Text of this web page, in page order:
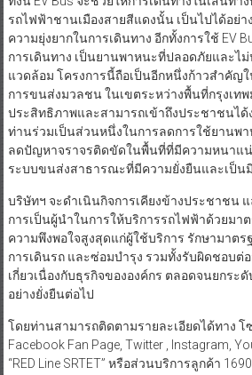
รถไฟฟ้าชานเมืองสายสีแดงนั้น เป็นไปได้อย่า
ความยุ่งยากในการเดินทาง อีกทั้งการใช้ EV
การเดินทาง เป็นยานพาหนะที่ปลอดภัยและไ
แวดล้อม โครงการนี้ถือเป็นอีกหนึ่งก้าวสำคัญ
การขนส่งมวลชน ในเขตระหว่างพื้นที่กรุงเท
ประสิทธิภาพและสามารถเข้าถึงประชาชนไ
ท่านร่วมเป็นส่วนหนึ่งในการลดการใช้ยานพ
ลดปัญหาจราจรติดขัดในพื้นที่ที่มีความหนาแน่
ระบบขนส่งสาธารณะที่มีความยั่งยืนและเป็น
บริษัทฯ จะดำเนินกิจการเคียงข้างประชาชน
การเป็นผู้นำในการให้บริการรถไฟฟ้าด้วยมา
ความพึงพอใจสูงสุดแก่ผู้ใช้บริการ รักษามาต
การเดินรถ และซ่อมบำรุง รวมทั้งรับผิดชอบต่
เกี่ยวเนื่องกับธุรกิจขององค์กร ตลอดจนยกร
อย่างยั่งยืนต่อไป
โดยท่านสามารถติดตามรายละเอียดได้ทาง
Facebook Fan Page, Twitter , Instagram,
“RED Line SRTET” หรือส่วนบริการลูกค้า